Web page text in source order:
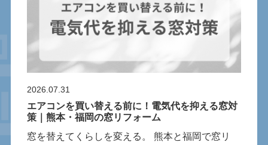
2026.07.31
エアコンを買い替える前に！電気代を抑える窓対
策｜熊本・福岡の窓リフォーム
窓を替えてくらしを変える。 熊本と福岡で窓リ